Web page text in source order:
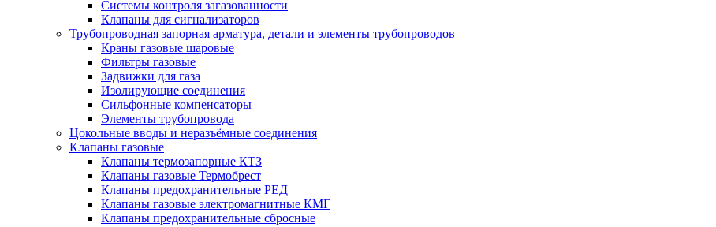
Системы контроля загазованности
Клапаны для сигнализаторов
Трубопроводная запорная арматура, детали и элементы трубопроводов
Краны газовые шаровые
Фильтры газовые
Задвижки для газа
Изолирующие соединения
Сильфонные компенсаторы
Элементы трубопровода
Цокольные вводы и неразъёмные соединения
Клапаны газовые
Клапаны термозапорные КТЗ
Клапаны газовые Термобрест
Клапаны предохранительные РЕД
Клапаны газовые электромагнитные КМГ
Клапаны предохранительные сбросные